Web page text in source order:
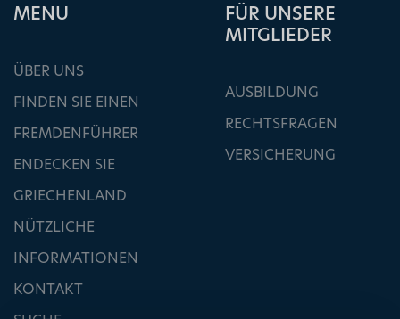
ΜΕΝU
ÜBER UNS
FINDEN SIE EINEN
FREMDENFÜHRER
ENDECKEN SIE
GRIECHENLAND
NÜTZLICHE
INFORMATIONEN
KONTAKT
FÜR UNSERE
MITGLIEDER
AUSBILDUNG
RECHTSFRAGEN
VERSICHERUNG